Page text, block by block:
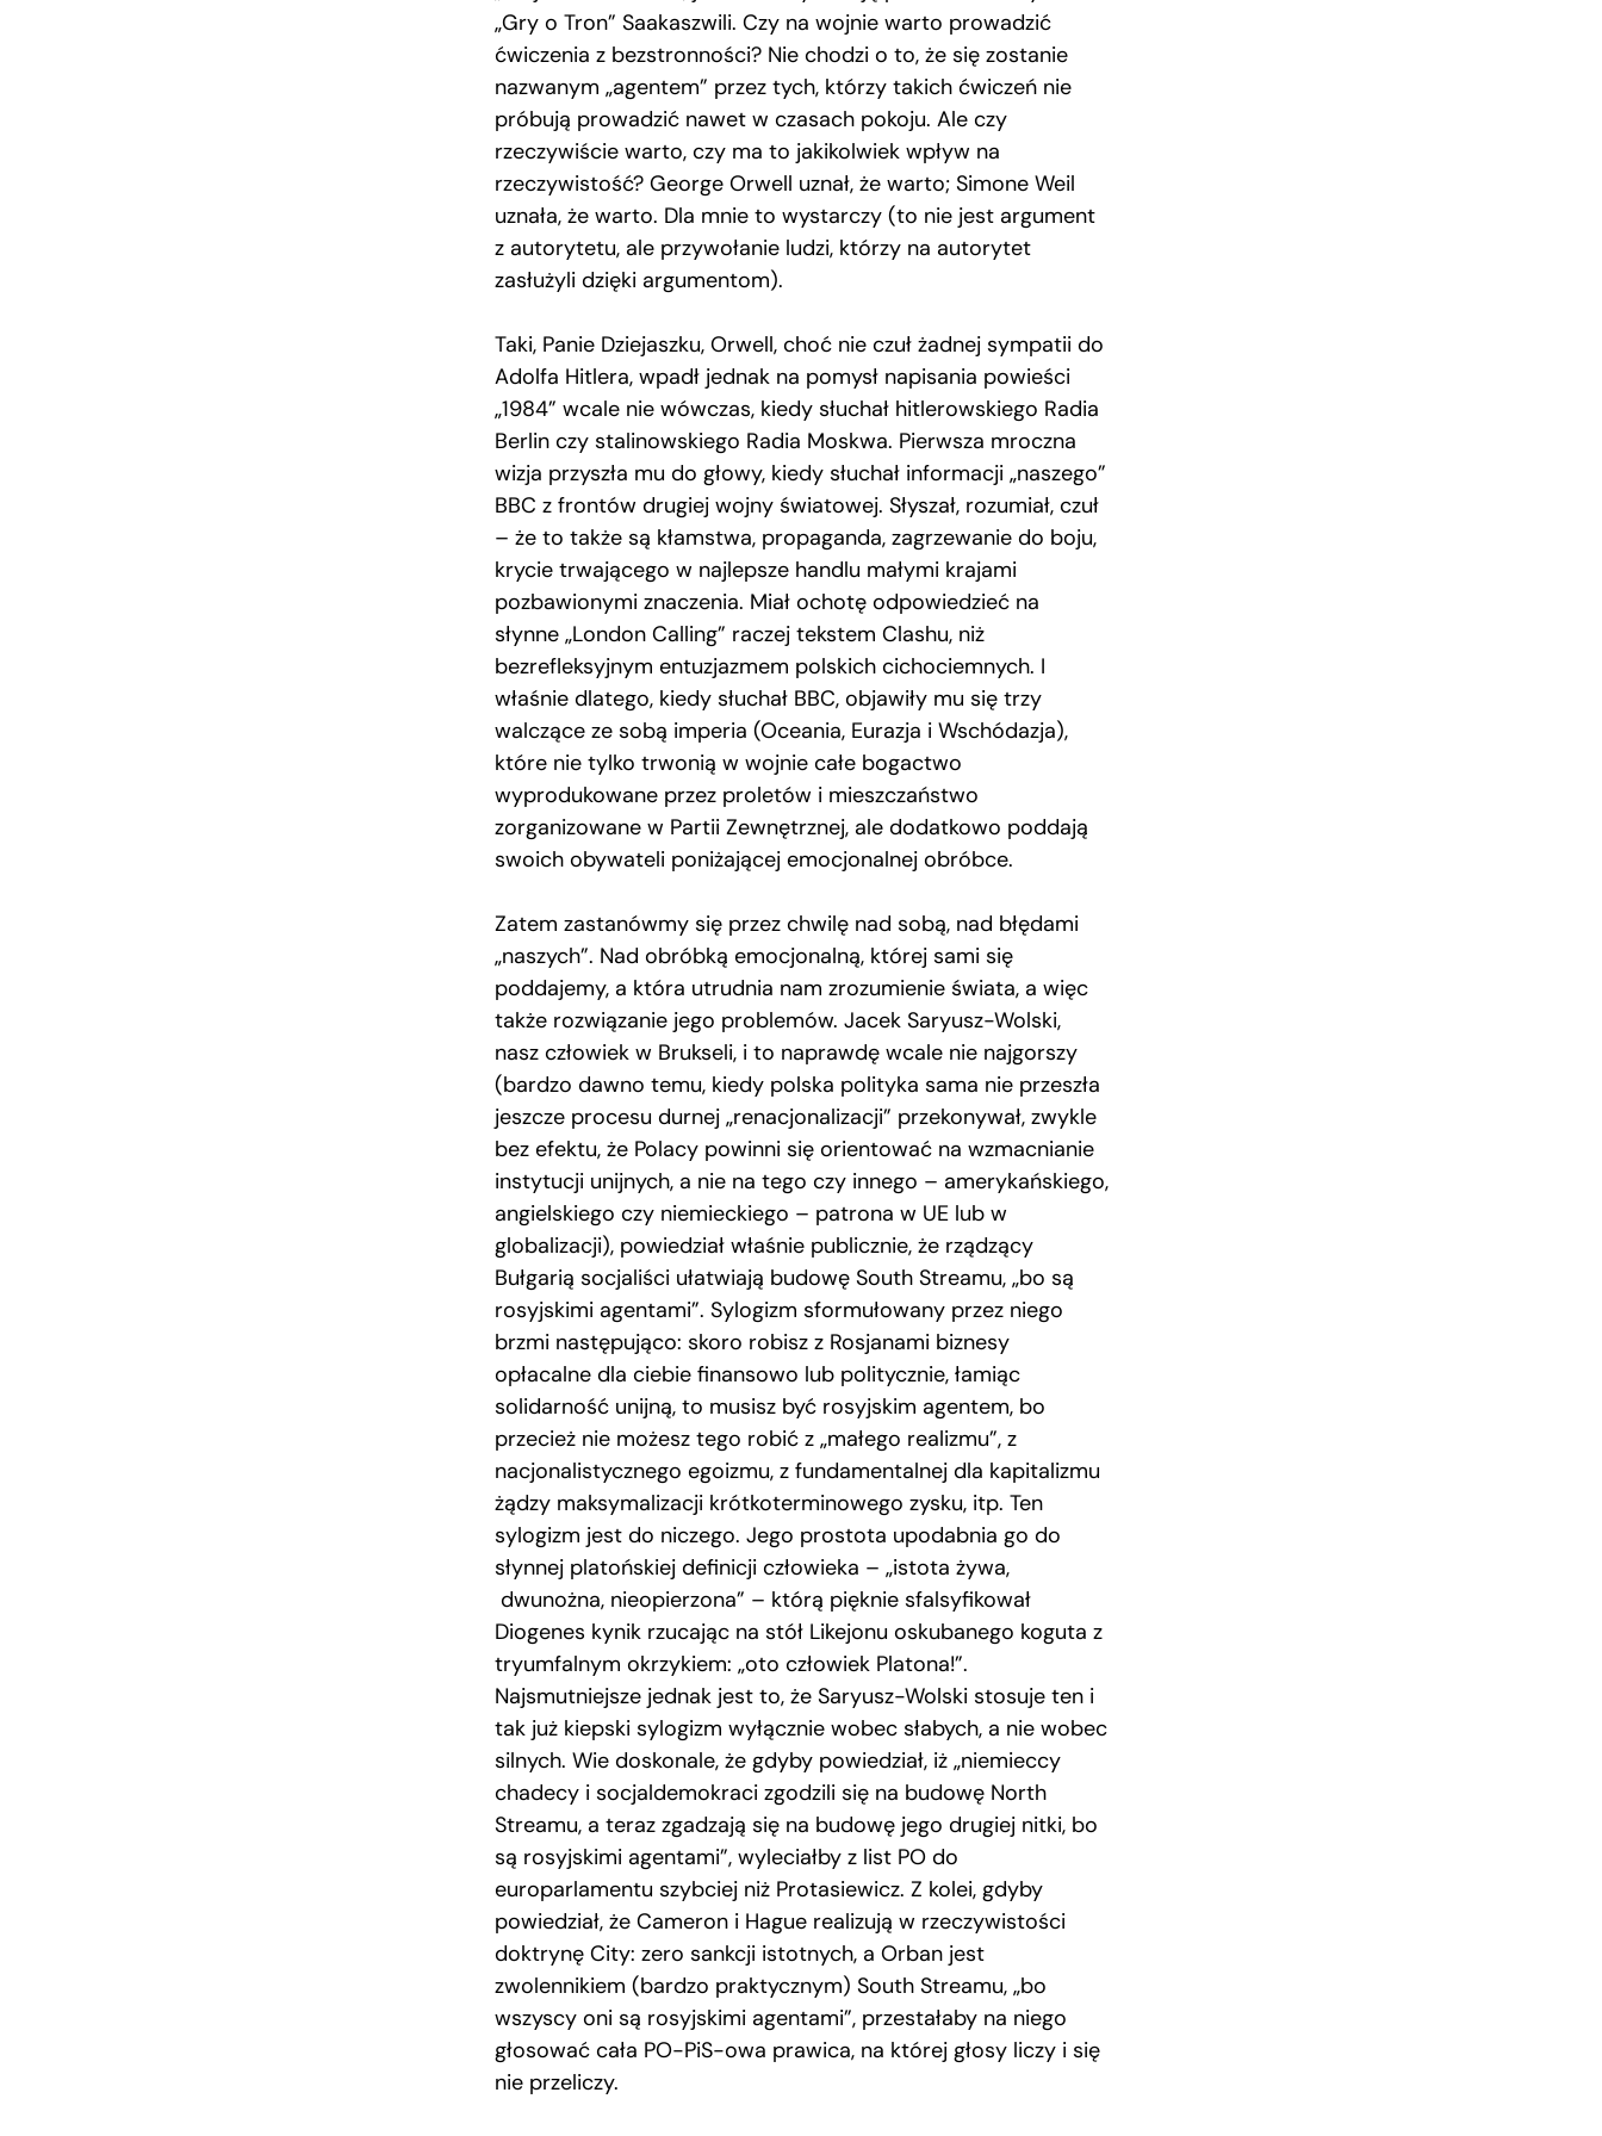
„Gry o Tron” Saakaszwili. Czy na wojnie warto prowadzić
ćwiczenia z bezstronności? Nie chodzi o to, że się zostanie
nazwanym „agentem” przez tych, którzy takich ćwiczeń nie
próbują prowadzić nawet w czasach pokoju. Ale czy
rzeczywiście warto, czy ma to jakikolwiek wpływ na
rzeczywistość? George Orwell uznał, że warto; Simone Weil
uznała, że warto. Dla mnie to wystarczy (to nie jest argument
z autorytetu, ale przywołanie ludzi, którzy na autorytet
zasłużyli dzięki argumentom).
Taki, Panie Dziejaszku, Orwell, choć nie czuł żadnej sympatii do
Adolfa Hitlera, wpadł jednak na pomysł napisania powieści
„1984” wcale nie wówczas, kiedy słuchał hitlerowskiego Radia
Berlin czy stalinowskiego Radia Moskwa. Pierwsza mroczna
wizja przyszła mu do głowy, kiedy słuchał informacji „naszego”
BBC z frontów drugiej wojny światowej. Słyszał, rozumiał, czuł
– że to także są kłamstwa, propaganda, zagrzewanie do boju,
krycie trwającego w najlepsze handlu małymi krajami
pozbawionymi znaczenia. Miał ochotę odpowiedzieć na
słynne „London Calling” raczej tekstem Clashu, niż
bezrefleksyjnym entuzjazmem polskich cichociemnych. I
właśnie dlatego, kiedy słuchał BBC, objawiły mu się trzy
walczące ze sobą imperia (Oceania, Eurazja i Wschódazja),
które nie tylko trwonią w wojnie całe bogactwo
wyprodukowane przez proletów i mieszczaństwo
zorganizowane w Partii Zewnętrznej, ale dodatkowo poddają
swoich obywateli poniżającej emocjonalnej obróbce.
Zatem zastanówmy się przez chwilę nad sobą, nad błędami
„naszych”. Nad obróbką emocjonalną, której sami się
poddajemy, a która utrudnia nam zrozumienie świata, a więc
także rozwiązanie jego problemów. Jacek Saryusz-Wolski,
nasz człowiek w Brukseli, i to naprawdę wcale nie najgorszy
(bardzo dawno temu, kiedy polska polityka sama nie przeszła
jeszcze procesu durnej „renacjonalizacji” przekonywał, zwykle
bez efektu, że Polacy powinni się orientować na wzmacnianie
instytucji unijnych, a nie na tego czy innego – amerykańskiego,
angielskiego czy niemieckiego – patrona w UE lub w
globalizacji), powiedział właśnie publicznie, że rządzący
Bułgarią socjaliści ułatwiają budowę South Streamu, „bo są
rosyjskimi agentami”. Sylogizm sformułowany przez niego
brzmi następująco: skoro robisz z Rosjanami biznesy
opłacalne dla ciebie finansowo lub politycznie, łamiąc
solidarność unijną, to musisz być rosyjskim agentem, bo
przecież nie możesz tego robić z „małego realizmu”, z
nacjonalistycznego egoizmu, z fundamentalnej dla kapitalizmu
żądzy maksymalizacji krótkoterminowego zysku, itp. Ten
sylogizm jest do niczego. Jego prostota upodabnia go do
słynnej platońskiej definicji człowieka – „istota żywa,
dwunożna, nieopierzona” – którą pięknie sfalsyfikował
Diogenes kynik rzucając na stół Likejonu oskubanego koguta z
tryumfalnym okrzykiem: „oto człowiek Platona!”.
Najsmutniejsze jednak jest to, że Saryusz-Wolski stosuje ten i
tak już kiepski sylogizm wyłącznie wobec słabych, a nie wobec
silnych. Wie doskonale, że gdyby powiedział, iż „niemieccy
chadecy i socjaldemokraci zgodzili się na budowę North
Streamu, a teraz zgadzają się na budowę jego drugiej nitki, bo
są rosyjskimi agentami”, wyleciałby z list PO do
europarlamentu szybciej niż Protasiewicz. Z kolei, gdyby
powiedział, że Cameron i Hague realizują w rzeczywistości
doktrynę City: zero sankcji istotnych, a Orban jest
zwolennikiem (bardzo praktycznym) South Streamu, „bo
wszyscy oni są rosyjskimi agentami”, przestałaby na niego
głosować cała PO-PiS-owa prawica, na której głosy liczy i się
nie przeliczy.